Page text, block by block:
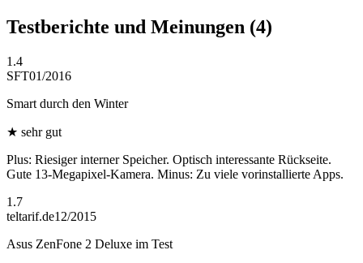
Testberichte und Meinungen (4)
1.4
SFT01/2016
Smart durch den Winter
★ sehr gut
Plus: Riesiger interner Speicher. Optisch interessante Rückseite.
Gute 13-Megapixel-Kamera. Minus: Zu viele vorinstallierte Apps.
1.7
teltarif.de12/2015
Asus ZenFone 2 Deluxe im Test